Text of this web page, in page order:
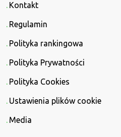
Kontakt
Regulamin
Polityka rankingowa
Polityka Prywatności
Polityka Cookies
Ustawienia plików cookie
Media